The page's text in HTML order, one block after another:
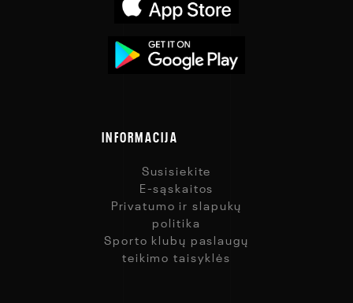
INFORMACIJA
Susisiekite
E-sąskaitos
Privatumo ir slapukų
politika
Sporto klubų paslaugų
teikimo taisyklės